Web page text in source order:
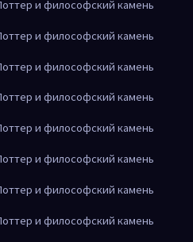
и философский камень
и философский камень
и философский камень
и философский камень
и философский камень
и философский камень
и философский камень
и философский камень